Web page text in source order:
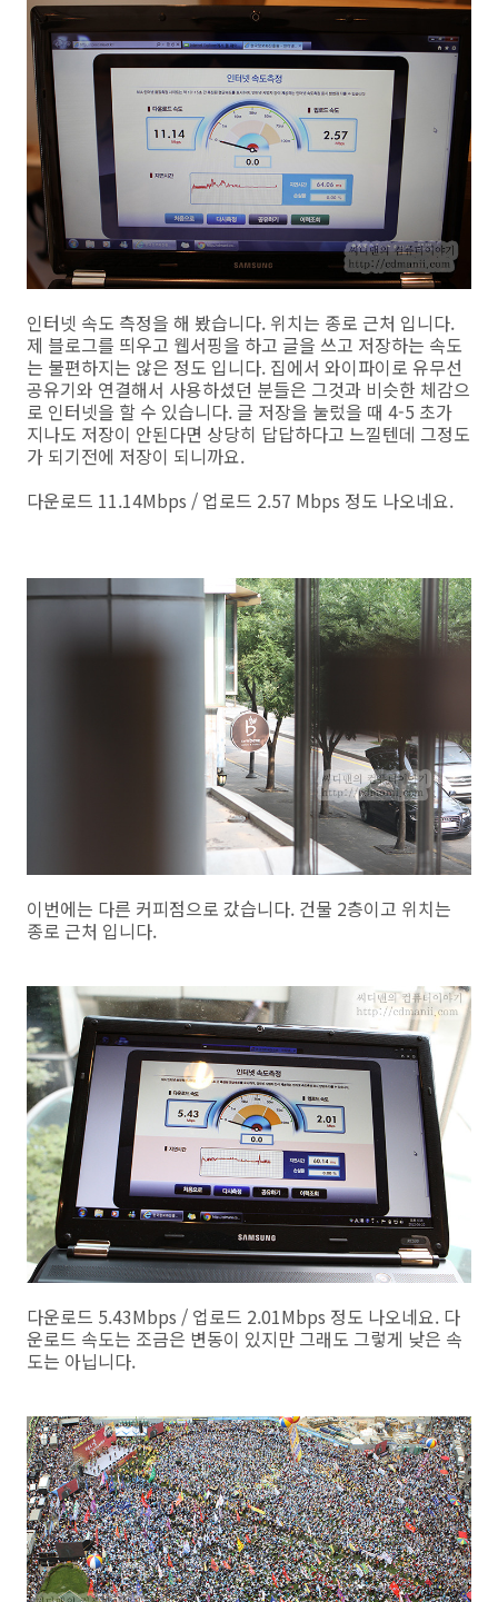
인터넷 속도 측정을 해 봤습니다. 위치는 종로 근처 입니다.
제 블로그를 띄우고 웹서핑을 하고 글을 쓰고 저장하는 속도
는 불편하지는 않은 정도 입니다. 집에서 와이파이로 유무선
공유기와 연결해서 사용하셨던 분들은 그것과 비슷한 체감으
로 인터넷을 할 수 있습니다. 글 저장을 눌렀을 때 4-5 초가
지나도 저장이 안된다면 상당히 답답하다고 느낄텐데 그정도
가 되기전에 저장이 되니까요.
다운로드 11.14Mbps / 업로드 2.57 Mbps 정도 나오네요.
이번에는 다른 커피점으로 갔습니다. 건물 2층이고 위치는
종로 근처 입니다.
다운로드 5.43Mbps / 업로드 2.01Mbps 정도 나오네요. 다
운로드 속도는 조금은 변동이 있지만 그래도 그렇게 낮은 속
도는 아닙니다.